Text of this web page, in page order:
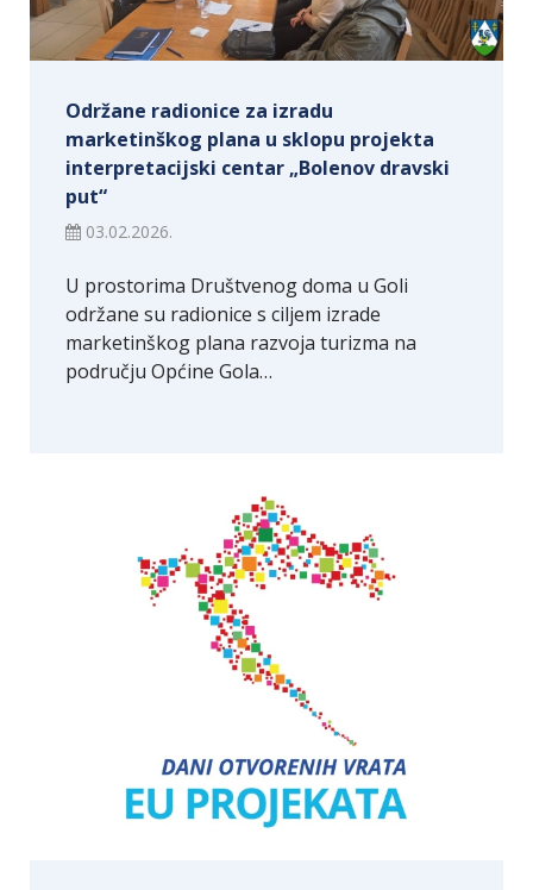
Održane radionice za izradu
marketinškog plana u sklopu projekta
interpretacijski centar „Bolenov dravski
put“
03.02.2026.
U prostorima Društvenog doma u Goli
održane su radionice s ciljem izrade
marketinškog plana razvoja turizma na
području Općine Gola…